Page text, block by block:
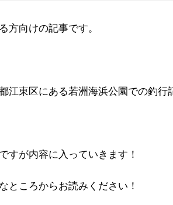
方向けの記事です。
江東区にある若洲海浜公園での釣行
すが内容に入っていきます！
ところからお読みください！